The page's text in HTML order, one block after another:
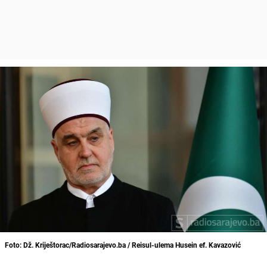
Foto: Dž. Kriještorac/Radiosarajevo.ba / Reisul-ulema Husein ef. Kavazović